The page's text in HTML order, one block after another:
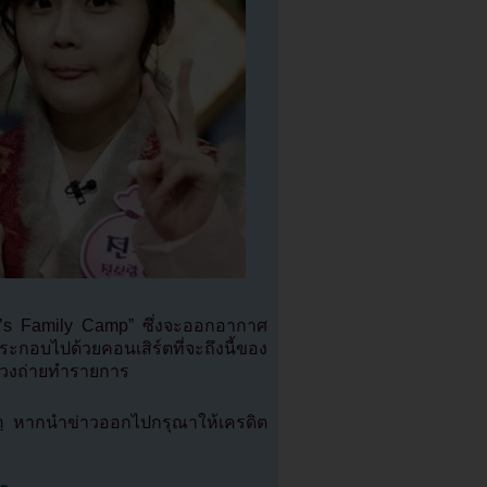
Family Camp” ซึ่งจะออกอากาศ
กอบไปด้วยคอนเสิร์ตที่จะถึงนี้ของ
ถ่ายทำรายการ
หากนำข่าวออกไปกรุณาให้เครดิต